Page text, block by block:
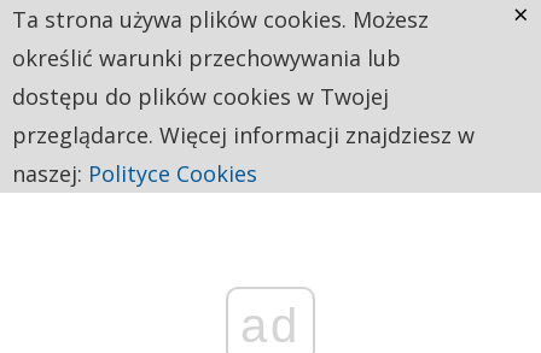
ad
Ta strona używa plików cookies. Możesz
określić warunki przechowywania lub
dostępu do plików cookies w Twojej
przeglądarce. Więcej informacji znajdziesz w
naszej: Polityce Cookies
×